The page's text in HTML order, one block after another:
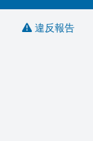
違反報告